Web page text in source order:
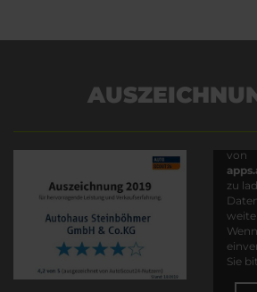
von
zu
Sie